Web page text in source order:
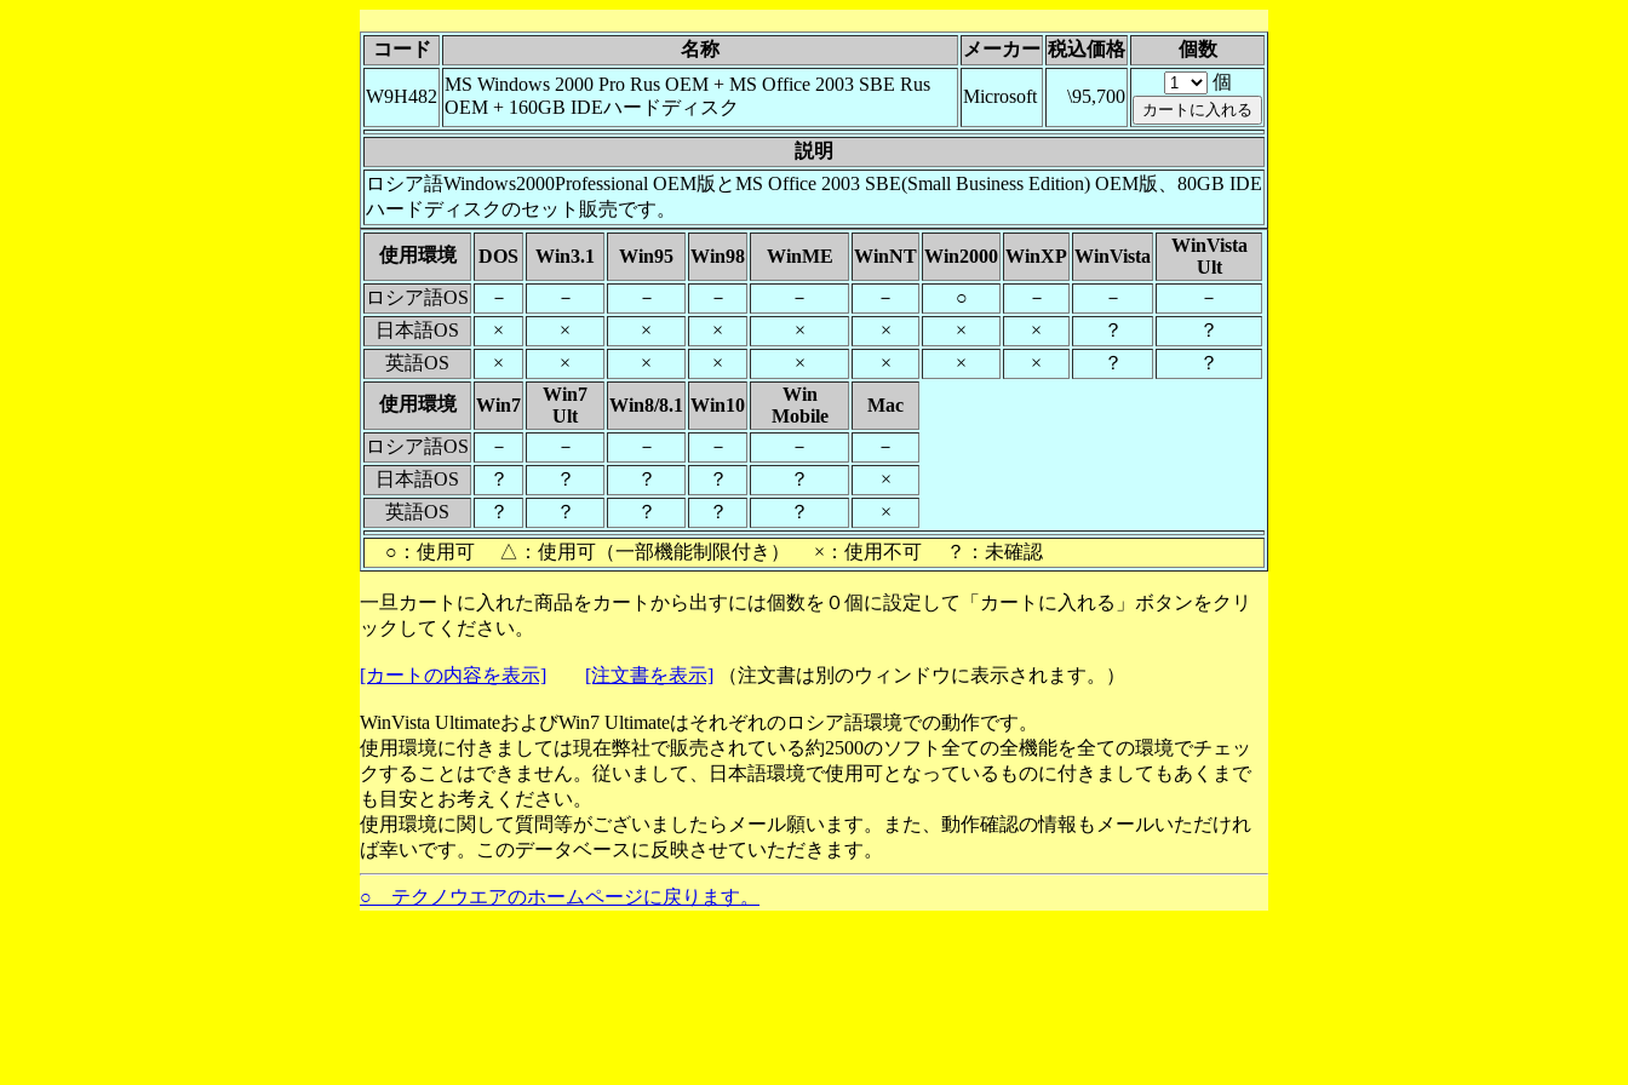
コード 名称 メーカー 税込価格 個数
W9H482
MS Windows 2000 Pro Rus OEM + MS Office 2003 SBE Rus
OEM + 160GB IDEハードディスク
Microsoft \95,700
個
説明
ロシア語Windows2000Professional OEM版とMS Office 2003 SBE(Small Business Edition) OEM版、80GB IDE
ハードディスクのセット販売です。
使用環境 DOS Win3.1 Win95 Win98 WinME WinNT Win2000 WinXP WinVista
WinVista
Ult
ロシア語OS
－ － － － － － ○ － －
－
日本語OS
× × × × × × × × ？
？
英語OS
× × × × × × × × ？
？
使用環境
Win7
Win7
Ult
Win8/8.1 Win10
Win
Mobile
Mac
ロシア語OS
－ － － － －
－
日本語OS
？ ？ ？ ？ ？
×
英語OS
？ ？ ？ ？ ？
×
○：使用可 △：使用可（一部機能制限付き） ×：使用不可 ？：未確認
一旦カートに入れた商品をカートから出すには個数を０個に設定して「カートに入れる」ボタンをクリ
ックしてください。
[カートの内容を表示] [注文書を表示] （注文書は別のウィンドウに表示されます。）
WinVista UltimateおよびWin7 Ultimateはそれぞれのロシア語環境での動作です。
使用環境に付きましては現在弊社で販売されている約2500のソフト全ての全機能を全ての環境でチェッ
クすることはできません。従いまして、日本語環境で使用可となっているものに付きましてもあくまで
も目安とお考えください。
使用環境に関して質問等がございましたらメール願います。また、動作確認の情報もメールいただけれ
ば幸いです。このデータベースに反映させていただきます。
○ テクノウエアのホームページに戻ります。